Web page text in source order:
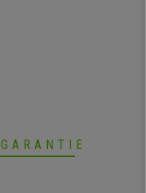
GARANTIE